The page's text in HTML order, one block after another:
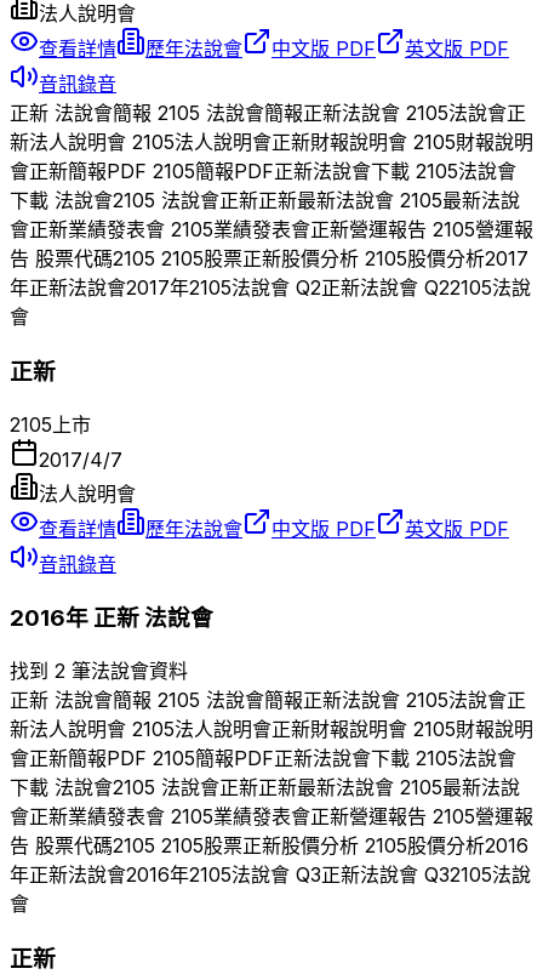
法人說明會
查看詳情
歷年法說會 中文版 PDF
英文版 PDF
音訊錄音
正新 法說會簡報 2105 法說會簡報正新法說會 2105法說會正
新法人說明會 2105法人說明會正新財報說明會 2105財報說明
會正新簡報PDF 2105簡報PDF正新法說會下載 2105法說會
下載 法說會2105 法說會正新正新最新法說會 2105最新法說
會正新業績發表會 2105業績發表會正新營運報告 2105營運報
告 股票代碼2105 2105股票正新股價分析 2105股價分析2017
年正新法說會2017年2105法說會 Q2正新法說會 Q22105法說
會
正新
2105 上市
2017/4/7
法人說明會
查看詳情
歷年法說會 中文版 PDF
英文版 PDF
音訊錄音
2016年 正新法說會
找到 2 筆法說會資料
正新 法說會簡報 2105 法說會簡報正新法說會 2105法說會正
新法人說明會 2105法人說明會正新財報說明會 2105財報說明
會正新簡報PDF 2105簡報PDF正新法說會下載 2105法說會
下載 法說會2105 法說會正新正新最新法說會 2105最新法說
會正新業績發表會 2105業績發表會正新營運報告 2105營運報
告 股票代碼2105 2105股票正新股價分析 2105股價分析2016
年正新法說會2016年2105法說會 Q3正新法說會 Q32105法說
會
正新